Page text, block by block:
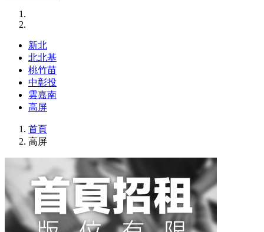
新北
北北基
桃竹苗
中彰投
雲嘉南
高屏
首頁
高屏